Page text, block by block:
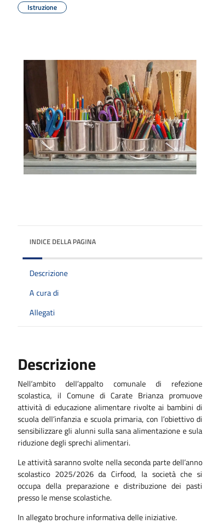
Istruzione
INDICE DELLA PAGINA
Descrizione
A cura di
Allegati
Descrizione
Nell’ambito dell’appalto comunale di refezione
scolastica, il Comune di Carate Brianza promuove
attività di educazione alimentare rivolte ai bambini di
scuola dell’infanzia e scuola primaria, con l’obiettivo di
sensibilizzare gli alunni sulla sana alimentazione e sula
riduzione degli sprechi alimentari.
Le attività saranno svolte nella seconda parte dell’anno
scolastico 2025/2026 da Cirfood, la società che si
occupa della preparazione e distribuzione dei pasti
presso le mense scolastiche.
In allegato brochure informativa delle iniziative.